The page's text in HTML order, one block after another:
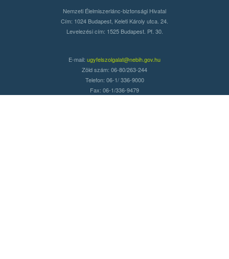
Nemzeti Élelmiszerlánc-biztonsági Hivatal
Cím: 1024 Budapest, Keleti Károly utca. 24.
Levelezési cím: 1525 Budapest. Pf. 30.
E-mail: ugyfelszolgalat@nebih.gov.hu
Zöld szám: 06-80/263-244
Telefon: 06-1/ 336-9000
Fax: 06-1/336-9479